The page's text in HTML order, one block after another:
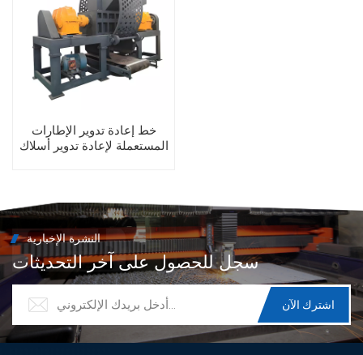
خط إعادة تدوير الإطارات
المستعملة لإعادة تدوير أسلاك
النشرة الإخبارية
سجل للحصول على آخر التحديثات